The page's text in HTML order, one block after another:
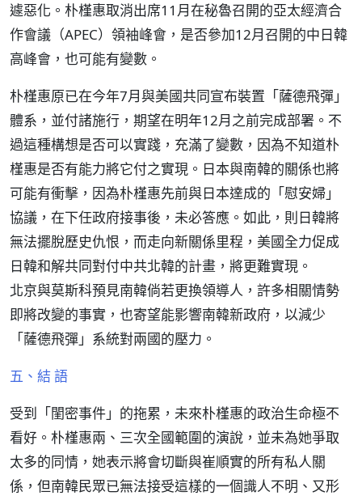
遽惡化。朴槿惠取消出席11月在秘魯召開的亞太經濟合
作會議（APEC）領袖峰會，是否參加12月召開的中日韓
高峰會，也可能有變數。
朴槿惠原已在今年7月與美國共同宣布裝置「薩德飛彈」
體系，並付諸施行，期望在明年12月之前完成部署。不
過這種構想是否可以實踐，充滿了變數，因為不知道朴
槿惠是否有能力將它付之實現。日本與南韓的關係也將
可能有衝擊，因為朴槿惠先前與日本達成的「慰安婦」
協議，在下任政府接事後，未必答應。如此，則日韓將
無法擺脫歷史仇恨，而走向新關係里程，美國全力促成
日韓和解共同對付中共北韓的計畫，將更難實現。
北京與莫斯科預見南韓倘若更換領導人，許多相關情勢
即將改變的事實，也寄望能影響南韓新政府，以減少
「薩德飛彈」系統對兩國的壓力。
五、結 語
受到「閨密事件」的拖累，未來朴槿惠的政治生命極不
看好。朴槿惠兩、三次全國範圍的演說，並未為她爭取
太多的同情，她表示將會切斷與崔順實的所有私人關
係，但南韓民眾已無法接受這樣的一個識人不明、又形